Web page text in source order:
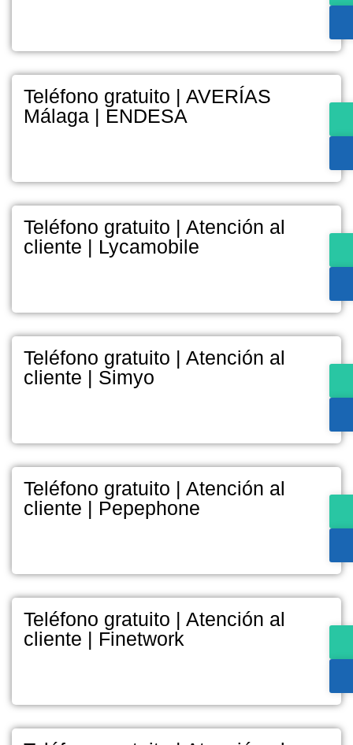
Teléfono gratuito | AVERÍAS
Málaga | ENDESA
Teléfono gratuito | Atención al
cliente | Lycamobile
Teléfono gratuito | Atención al
cliente | Simyo
Teléfono gratuito | Atención al
cliente | Pepephone
Teléfono gratuito | Atención al
cliente | Finetwork